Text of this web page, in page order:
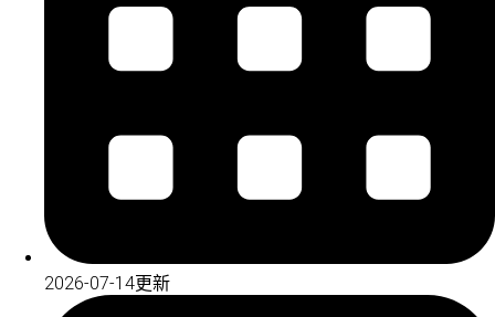
2026-07-14更新